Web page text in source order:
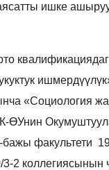
ишке
«Социология
ӨУнин
факультети
2